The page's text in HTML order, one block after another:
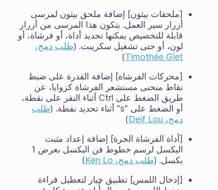
[ملحقات بيثون] إضافة ملحق بيثون لمرسى
أزرار سير العمل. يتكون هذا المرسى من أزرار
قابلة للتخصيص يمكنها تحديد أداة، أو فرشاة، أو
لون، أو حتى تشغيل سكريبت. (طلب دمج،
Timothée Giet
)
[محركات الفرشاة] إضافة القدرة على ضبط
نقاط منحنى مستشعر الفرشاة كزوايا، عن
طريق الضغط على Ctrl أثناء النقر على نقطة،
أو الضغط على "s" أثناء تحديد نقطة. (
طلب
دمج، Deif Lou
)
[أداة الفرشاة الحرة] إضافة إعداد مثبت
البكسل لرسم خطوط فن البكسل بعرض 1
بكسل. (طلب دمج، Ken Lo
)
[إدخال اللمس] تطبيق خيار لتعطيل قراءة